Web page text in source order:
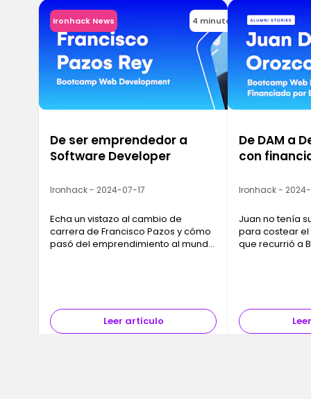
Ironhack News 4 minutos
De ser emprendedor a
Software Developer
Ironhack - 2024-07-17
Echa un vistazo al cambio de
carrera de Francisco Pazos y cómo
pasó del emprendimiento al mundo
Leer artículo
De DAM a
con
Ironhack -
Juan no tenía
para costear
que recurrió a